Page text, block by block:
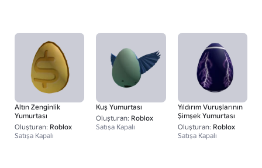
Altın Zenginlik
Yumurtası
Oluşturan: Roblox
Satışa Kapalı
Kuş Yumurtası
Oluşturan: Roblox
Satışa Kapalı
Yıldırım Vuruşlarının
Şimşek Yumurtası
Oluşturan: Roblox
Satışa Kapalı